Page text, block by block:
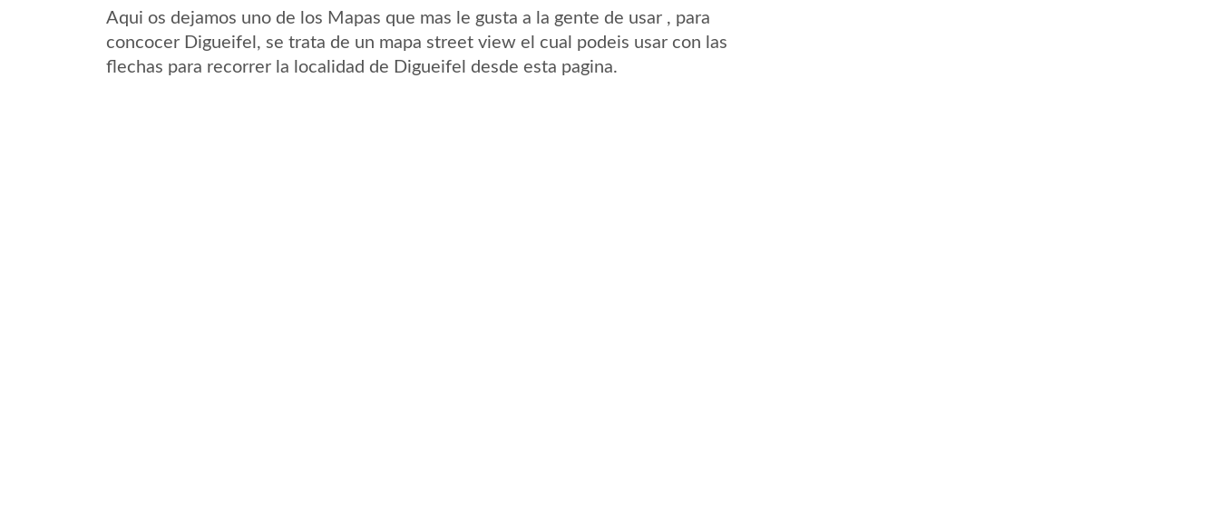
Aqui os dejamos uno de los Mapas que mas le gusta a la gente de usar , para
concocer Digueifel, se trata de un mapa street view el cual podeis usar con las
flechas para recorrer la localidad de Digueifel desde esta pagina.